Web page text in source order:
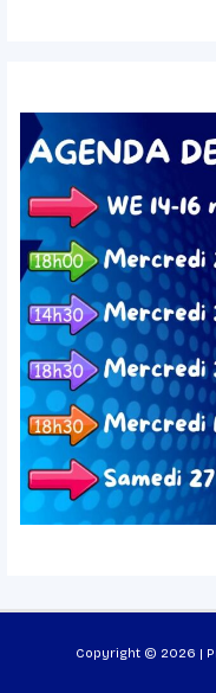
Copyright © 2026 |